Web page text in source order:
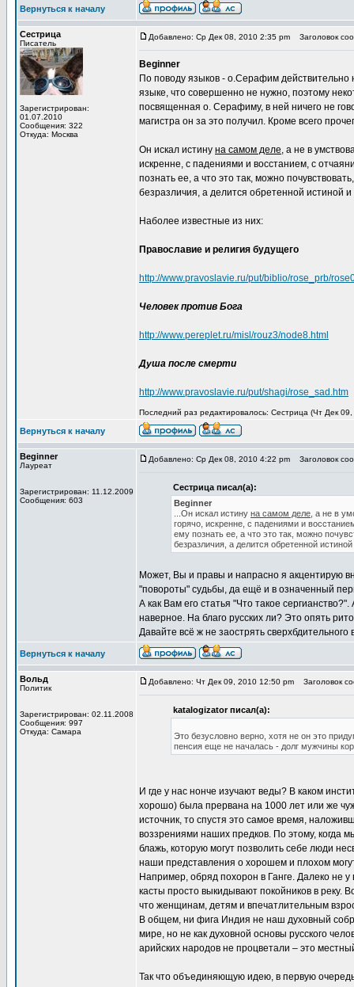
Вернуться к началу
Сестрица
Писатель
Зарегистрирован:
01.07.2010
Сообщения: 322
Откуда: Москва
Добавлено: Ср Дек 08, 2010 2:35 pm Заголовок
Beginner
По поводу языков - о.Серафим действительно
языке, что совершенно не нужно, поэтому
посвященная о. Серафиму, в ней ничего не
магистра он за это получил. Кроме всего
Он искал истину на самом деле, а не в
искренне, с падениями и восстанием, с
познать ее, а что это так, можно
безразличия, а делится обретенной истиной
Наболее известные из них:
Православие и религия будущего
http://www.pravoslavie.ru/put/biblio/rose_prb/
Человек против Бога
http://www.pereplet.ru/misl/rouz3/node8.html
Душа после смерти
http://www.pravoslavie.ru/put/shagi/rose_sad.htm
Последний раз редактировалось: Сестрица (Чт Дек
Вернуться к началу
Beginner
Лауреат
Зарегистрирован: 11.12.2009
Сообщения: 603
Добавлено: Ср Дек 08, 2010 4:22 pm Заголовок
Сестрица писал(а):
Beginner
...Он искал истину на самом деле , а не в
горячо, искренне, с падениями и
ему познать ее, а что это так, можно
безразличия, а делится обретенной
Может, Вы и правы и напрасно я акцентирую
"повороты" судьбы, да ещё и в означенный
А как Вам его статья "Что такое
наверное. На благо русских ли? Это опять
Давайте всё ж не заострять
Вернуться к началу
Вольд
Политик
Зарегистрирован: 02.11.2008
Сообщения: 997
Откуда: Самара
Добавлено: Чт Дек 09, 2010 12:50 pm Заголовок
katalogizator писал(а):
Это безусловно верно, хотя не он это
пенсия еще не началась - долг мужчины
И где у нас нонче изучают веды? В каком
хорошо) была прервана на 1000 лет или же
источник, то спустя это самое время,
воззрениями наших предков. По этому, когда
блажь, которую могут позволить себе люди
наши представления о хорошем и плохом
Например, обряд похорон в Ганге. Далеко не
касты просто выкидывают покойников в реку.
что женщинам, детям и впечатлительным
В общем, ни фига Индия не наш духовный
мире, но не как духовной основы русского
арийских народов не процветали – это
Так что объединяющую идею, в первую